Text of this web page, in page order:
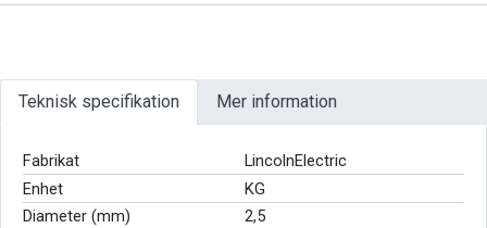
Teknisk specifikation Mer information
Fabrikat
LincolnElectric
Enhet
KG
Diameter (mm)
2,5